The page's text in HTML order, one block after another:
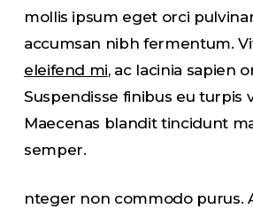
mollis ipsum eget orci
accumsan nibh fermentum.
eleifend mi, ac lacinia sapien
Suspendisse finibus eu turpis
Maecenas blandit tincidunt
semper.
nteger non commodo purus.